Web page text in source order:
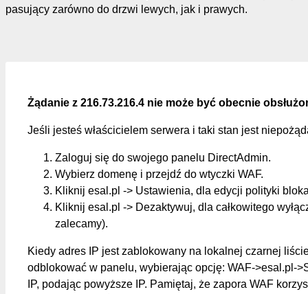
pasujący zarówno do drzwi lewych, jak i prawych.
Żądanie z 216.73.216.4 nie może być obecnie
Jeśli jesteś właścicielem serwera i taki stan jest
Zaloguj się do swojego panelu DirectAdmin.
Wybierz domenę i przejdź do wtyczki WAF.
Kliknij esal.pl -> Ustawienia, dla edycji polityki
Kliknij esal.pl -> Dezaktywuj, dla całkowitego
zalecamy).
Kiedy adres IP jest zablokowany na lokalnej czarnej
odblokować w panelu, wybierając opcję: WAF->esal.pl-
IP, podając powyższe IP. Pamiętaj, że zapora WAF